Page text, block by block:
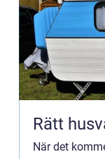
Rätt
När det